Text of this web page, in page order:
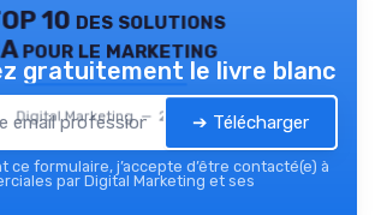
10 des solutions
pour le marketing
Digital Marketing — 2026
gratuitement le livre blanc
➔ Télécharger
ce formulaire, j’accepte d’être contacté(e) à
par Digital Marketing et ses